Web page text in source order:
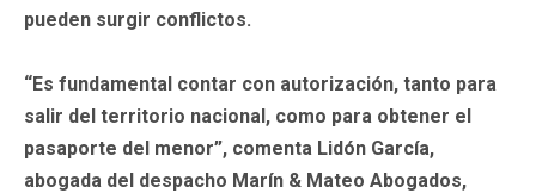
pueden surgir conflictos.
“Es fundamental contar con autorización, tanto para
salir del territorio nacional, como para obtener el
pasaporte del menor”, comenta Lidón García,
abogada del despacho Marín & Mateo Abogados,